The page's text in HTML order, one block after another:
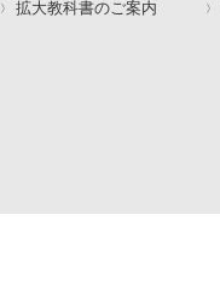
拡大教科書のご案内